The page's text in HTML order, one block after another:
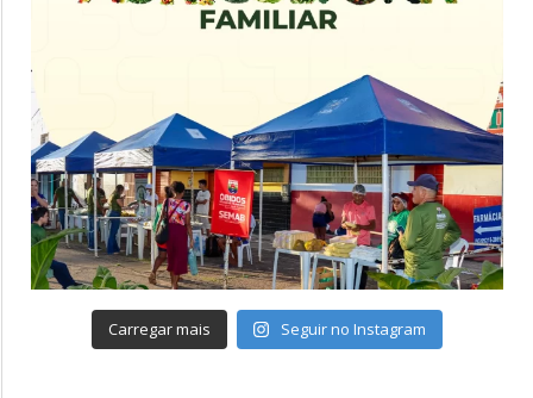
Carregar mais Seguir no Instagram